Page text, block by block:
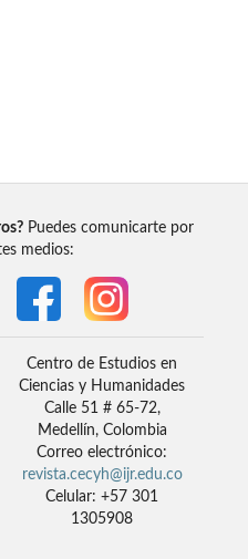
Puedes comunicarte por
medios:
Centro de Estudios en
Ciencias y Humanidades
Calle 51 # 65-72,
Medellín, Colombia
Correo electrónico:
revista.cecyh@ijr.edu.co
Celular: +57 301
1305908